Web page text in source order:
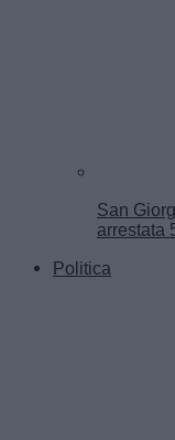
San
arrestata
Politica